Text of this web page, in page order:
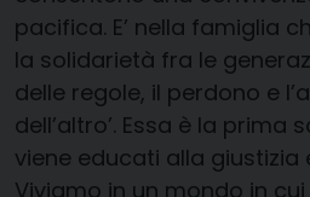
pacifica. E’ nella famiglia
la solidarietà fra le
delle regole, il perdono e
dell’altro’. Essa è la prima
viene educati alla giustizia
Viviamo in un mondo in